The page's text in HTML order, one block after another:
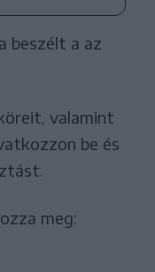
beszélt a az
valamint
be és
meg: